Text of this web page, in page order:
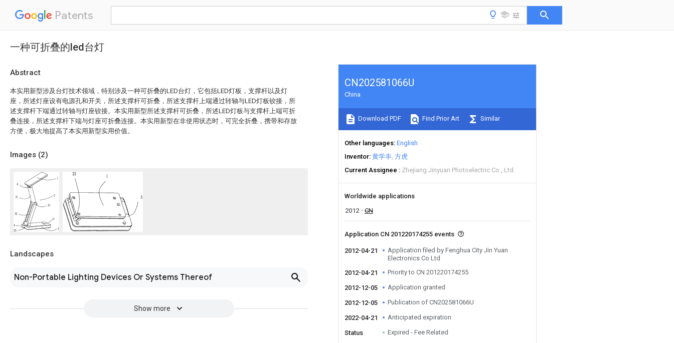
Patents
一种可折叠的led台灯
Abstract
本实用新型涉及台灯技术领域，特别涉及一种可折叠的LED台灯，它包括LED灯板，支撑杆以及灯
座，所述灯座设有电源孔和开关，所述支撑杆可折叠，所述支撑杆上端通过转轴与LED灯板铰接，所
述支撑杆下端通过转轴与灯座铰接。本实用新型所述支撑杆可折叠，所述LED灯板与支撑杆上端可折
叠连接，所述支撑杆下端与灯座可折叠连接。本实用新型在非使用状态时，可完全折叠，携带和存放
方便，极大地提高了本实用新型实用价值。
Images (2)
Landscapes
Non-Portable Lighting Devices Or Systems Thereof
Show more
CN202581066U
China
Download PDF Find Prior Art Similar
Other languages English
Inventor 黄学丰 方虎
Current Assignee
Zhejiang Jinyuan Photoelectric Co., Ltd.
Worldwide applications
2012
CN
Application CN 201220174255 events
2012-04-21
Application filed by Fenghua City Jin Yuan
Electronics Co Ltd
2012-04-21
Priority to CN 201220174255
2012-12-05 Application granted
2012-12-05 Publication of CN202581066U
2022-04-21 Anticipated expiration
Status Expired - Fee Related